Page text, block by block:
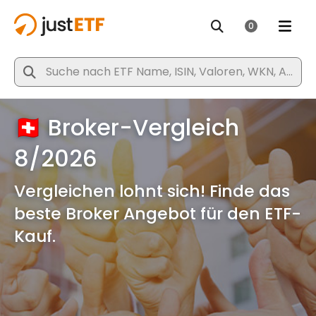
🇨🇭 Broker-Vergleich
8/2026
Vergleichen lohnt sich! Finde das
beste Broker Angebot für den ETF-
Kauf.
🇨🇭 ETF-Sparplan-
Vergleich 8/2026
Alle Gebühren und Angebote im
Test - welcher Anbieter passt zu
dir?
ETF-Portfolios leicht
gemacht
Plane & simuliere deine ETF-
Strategie
Die besten ETFs 2026
Entdecke die aktuellen Top-
Performer unter den ETFs